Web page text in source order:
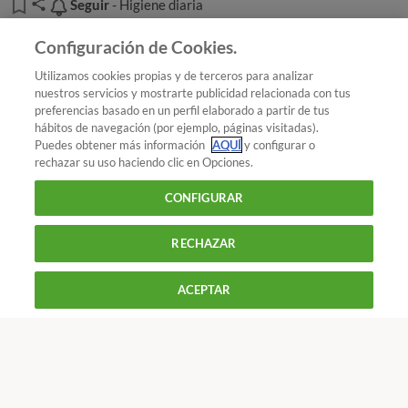
Precio :139 euros.
Seguir
Seguir- Higiene diaria
Añadir OCU en tus fuentes favoritas de Google
¿Quieres recibir nuestra Newsletter? Crea una cuenta
Salud : Higiene diaria
Cepillos de limpieza facial: un
De L a J de 9 a 18 h y V de 9 a 14 h
Configuración de Cookies.
Utilizamos cookies propias y de terceros para analizar
nuestros servicios y mostrarte publicidad relacionada con tus
preferencias basado en un perfil elaborado a partir de tus
hábitos de navegación (por ejemplo, páginas visitadas).
Puedes obtener más información AQUÍy configurar o
rechazar su uso haciendo clic en Opciones.
CONFIGURAR
RECHAZAR
ACEPTAR